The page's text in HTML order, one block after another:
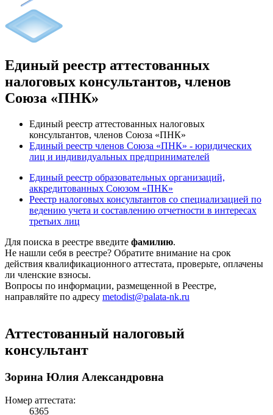
Единый реестр аттестованных
налоговых консультантов, членов
Союза «ПНК»
Единый реестр аттестованных налоговых
консультантов, членов Союза «ПНК»
Единый реестр членов Союза «ПНК» - юридических
лиц и индивидуальных предпринимателей
Единый реестр образовательных организаций,
аккредитованных Союзом «ПНК»
Реестр налоговых консультантов со специализацией по
ведению учета и составлению отчетности в интересах
третьих лиц
Для поиска в реестре введите фамилию.
Не нашли себя в реестре? Обратите внимание на срок
действия квалификационного аттестата, проверьте, оплачены
ли членские взносы.
Вопросы по информации, размещенной в Реестре,
направляйте по адресу metodist@palata-nk.ru
Аттестованный налоговый
консультант
Зорина Юлия Александровна
Номер аттестата:
6365